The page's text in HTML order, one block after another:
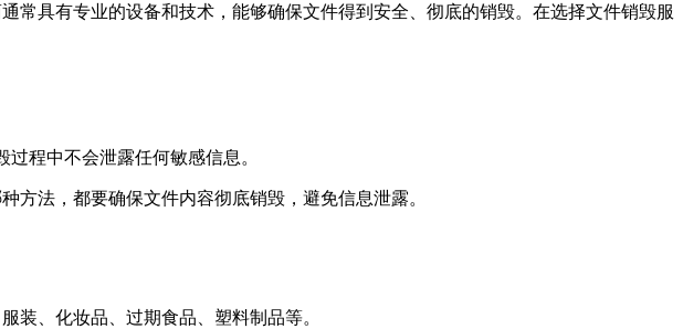
常具有专业的设备和技术，能够确保文件得到安全、彻底的销毁。在选择文件销毁服
程中不会泄露任何敏感信息。
方法，都要确保文件内容彻底销毁，避免信息泄露。
装、化妆品、过期食品、塑料制品等。